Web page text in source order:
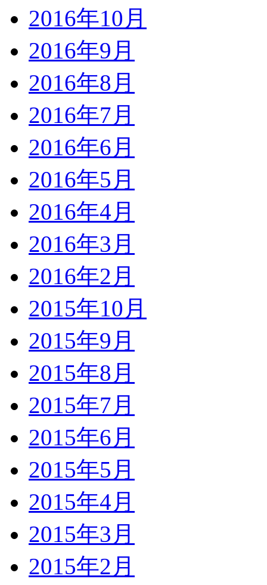
2016年10月
2016年9月
2016年8月
2016年7月
2016年6月
2016年5月
2016年4月
2016年3月
2016年2月
2015年10月
2015年9月
2015年8月
2015年7月
2015年6月
2015年5月
2015年4月
2015年3月
2015年2月